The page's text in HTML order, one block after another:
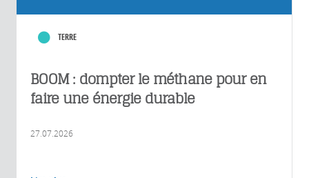
TERRE
BOOM : dompter le méthane pour en
faire une énergie durable
27.07.2026